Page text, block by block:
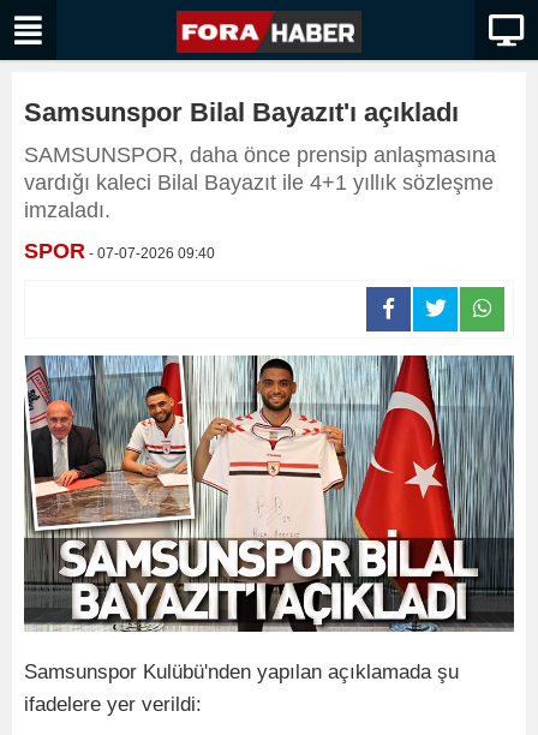
Samsunspor Bilal Bayazıt'ı açıkladı
SAMSUNSPOR, daha önce prensip anlaşmasına
vardığı kaleci Bilal Bayazıt ile 4+1 yıllık sözleşme
imzaladı.
SPOR - 07-07-2026 09:40
Samsunspor Kulübü'nden yapılan açıklamada şu
ifadelere yer verildi: